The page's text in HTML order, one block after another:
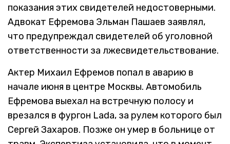
показания этих свидетелей недостоверными.
Адвокат Ефремова Эльман Пашаев заявлял,
что предупреждал свидетелей об уголовной
ответственности за лжесвидетельствование.
Актер Михаил Ефремов попал в аварию в
начале июня в центре Москвы. Автомобиль
Ефремова выехал на встречную полосу и
врезался в фургон Lada, за рулем которого был
Сергей Захаров. Позже он умер в больнице от